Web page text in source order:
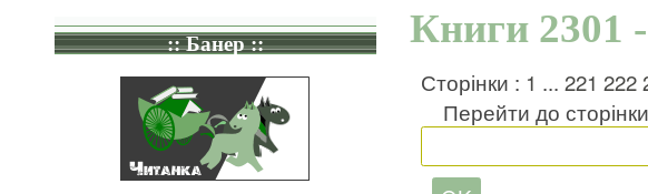
:: Банер :: Книги 2301
Сторінки : 1 ... 221 222
Перейти до